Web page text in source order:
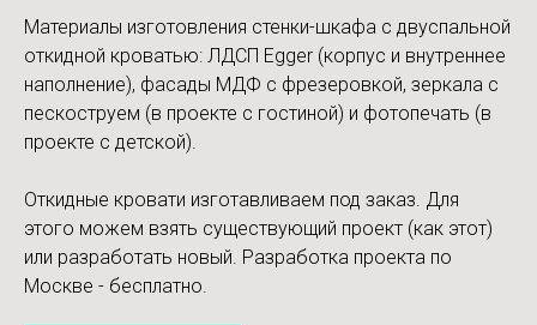
Материалы изготовления стенки-шкафа с двуспальной
откидной кроватью: ЛДСП Egger (корпус и внутреннее
наполнение), фасады МДФ с фрезеровкой, зеркала с
пескоструем (в проекте с гостиной) и фотопечать (в
проекте с детской).
Откидные кровати изготавливаем под заказ. Для
этого можем взять существующий проект (как этот)
или разработать новый. Разработка проекта по
Москве - бесплатно.